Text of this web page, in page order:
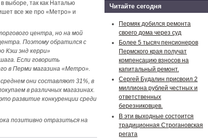
выборе, так как Наталью
все же про «Метро» и
центра, но на мой
Поэтому обратился с
Кэш энд керри»
Если говорить
в Перми магазина «Метро».
они составляют 31%, в
в различных магазинах.
развитие конкуренции среди
позитивно отразиться на
Читайте сегодня
Пермяк добился ремонта
своего дома через суд
Более 5 тысяч пенсионеров
Пермского края получат
компенсацию взносов на
капитальный ремонт.
Сергей Будалин присвоил 2
миллиона рублей честных и
ответственных
березниковцев.
В эти выходные состоится
традиционная Строгановская
регата